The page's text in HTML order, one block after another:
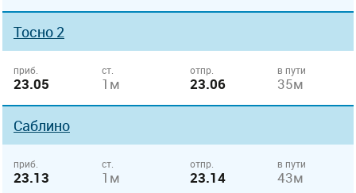
Тосно 2
приб.
23.05
ст.
1м
отпр.
23.06
в пути
35м
Саблино
приб.
23.13
ст.
1м
отпр.
23.14
в пути
43м